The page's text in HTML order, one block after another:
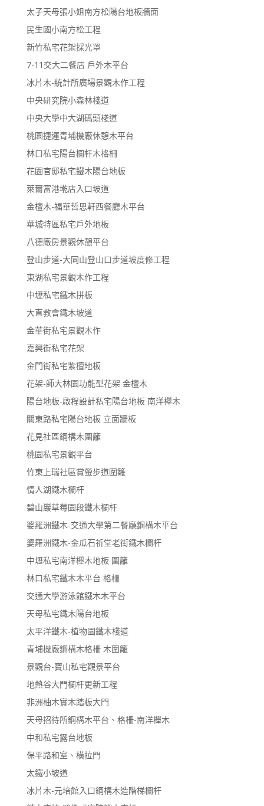
太子天母張小姐南方松陽台地板牆面
民生國小南方松工程
新竹私宅花架採光罩
7-11交大二餐店 戶外木平台
冰片木-統計所廣場景觀木作工程
中央研究院小森林棧道
中央大學中大湖碼頭棧道
桃園捷運青埔機廠休憩木平台
林口私宅陽台欄杆木格柵
花園官邸私宅鐵木陽台地板
萊爾富港墘店入口坡道
金檀木-福華哲思軒西餐廳木平台
華城特區私宅戶外地板
八德廠房景觀休憩平台
登山步道-大同山登山口步道坡度修工程
東湖私宅景觀木作工程
中壢私宅鐵木拼板
大直教會鐵木坡道
金華街私宅景觀木作
嘉興街私宅花架
金門街私宅紫檀地板
花架-師大林園功能型花架 金檀木
陽台地板-啟程設計私宅陽台地板 南洋櫸木
關東路私宅陽台地板 立面牆板
花見社區鋼構木圍籬
桃園私宅景觀平台
竹東上瑞社區賞螢步道圍籬
情人湖鐵木欄杆
碧山巖草莓園段鐵木欄杆
婆羅洲鐵木-交通大學第二餐廳鋼構木平台
婆羅洲鐵木-金瓜石祈堂老街鐵木欄杆
中壢私宅南洋櫸木地板 圍籬
林口私宅鐵木木平台 格柵
交通大學游泳館鐵木木平台
天母私宅鐵木陽台地板
太平洋鐵木-植物園鐵木棧道
青埔機廠鋼構木格柵 木圍籬
景觀台-寶山私宅觀景平台
地熱谷大門欄杆更新工程
非洲柚木實木踏板大門
天母招待所鋼構木平台、格柵-南洋櫸木
中和私宅露台地板
保平路和室、橫拉門
太鐵小坡道
冰片木-元培館入口鋼構木造階梯欄杆